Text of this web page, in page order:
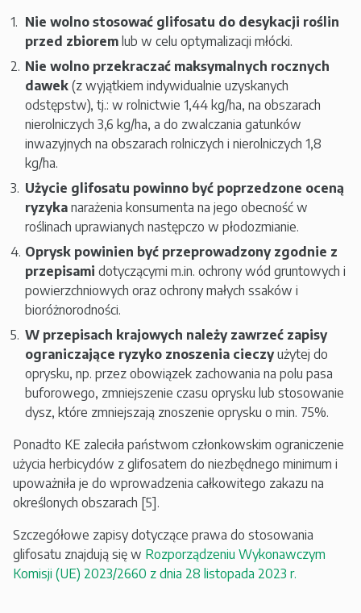
Nie wolno stosować glifosatu do desykacji roślin
przed zbiorem lub w celu optymalizacji młócki.
Nie wolno przekraczać maksymalnych rocznych
dawek (z wyjątkiem indywidualnie uzyskanych
odstępstw), tj.: w rolnictwie 1,44 kg/ha, na obszarach
nierolniczych 3,6 kg/ha, a do zwalczania gatunków
inwazyjnych na obszarach rolniczych i nierolniczych 1,8
kg/ha.
Użycie glifosatu powinno być poprzedzone oceną
ryzyka narażenia konsumenta na jego obecność w
roślinach uprawianych następczo w płodozmianie.
Oprysk powinien być przeprowadzony zgodnie z
przepisami dotyczącymi m.in. ochrony wód gruntowych i
powierzchniowych oraz ochrony małych ssaków i
bioróżnorodności.
W przepisach krajowych należy zawrzeć zapisy
ograniczające ryzyko znoszenia cieczyużytej do
oprysku, np. przez obowiązek zachowania na polu pasa
buforowego, zmniejszenie czasu oprysku lub stosowanie
dysz, które zmniejszają znoszenie oprysku o min. 75%.
Ponadto KE zaleciła państwom członkowskim ograniczenie
użycia herbicydów z glifosatem do niezbędnego minimum i
upoważniła je do wprowadzenia całkowitego zakazu na
określonych obszarach [5].
Szczegółowe zapisy dotyczące prawa do stosowania
glifosatu znajdują się w Rozporządzeniu Wykonawczym
Komisji (UE) 2023/2660 z dnia 28 listopada 2023 r.